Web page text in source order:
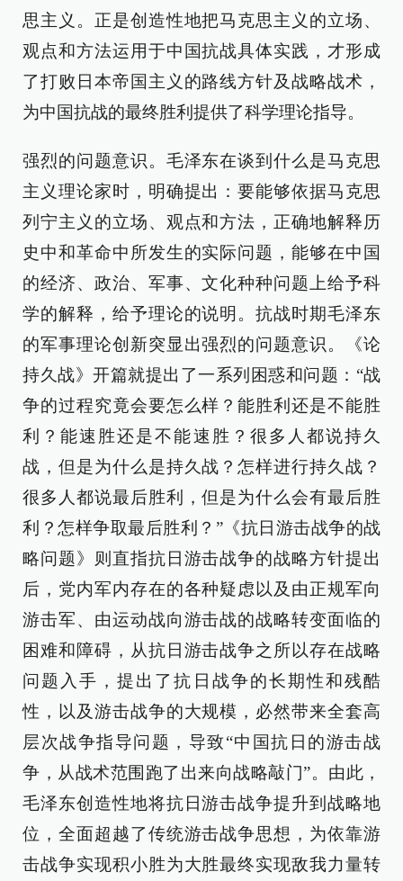
思主义。正是创造性地把马克思主义的立场、
观点和方法运用于中国抗战具体实践，才形成
了打败日本帝国主义的路线方针及战略战术，
为中国抗战的最终胜利提供了科学理论指导。
强烈的问题意识。毛泽东在谈到什么是马克思
主义理论家时，明确提出：要能够依据马克思
列宁主义的立场、观点和方法，正确地解释历
史中和革命中所发生的实际问题，能够在中国
的经济、政治、军事、文化种种问题上给予科
学的解释，给予理论的说明。抗战时期毛泽东
的军事理论创新突显出强烈的问题意识。《论
持久战》开篇就提出了一系列困惑和问题：“战
争的过程究竟会要怎么样？能胜利还是不能胜
利？能速胜还是不能速胜？很多人都说持久
战，但是为什么是持久战？怎样进行持久战？
很多人都说最后胜利，但是为什么会有最后胜
利？怎样争取最后胜利？”《抗日游击战争的战
略问题》则直指抗日游击战争的战略方针提出
后，党内军内存在的各种疑虑以及由正规军向
游击军、由运动战向游击战的战略转变面临的
困难和障碍，从抗日游击战争之所以存在战略
问题入手，提出了抗日战争的长期性和残酷
性，以及游击战争的大规模，必然带来全套高
层次战争指导问题，导致“中国抗日的游击战
争，从战术范围跑了出来向战略敲门”。由此，
毛泽东创造性地将抗日游击战争提升到战略地
位，全面超越了传统游击战争思想，为依靠游
击战争实现积小胜为大胜最终实现敌我力量转